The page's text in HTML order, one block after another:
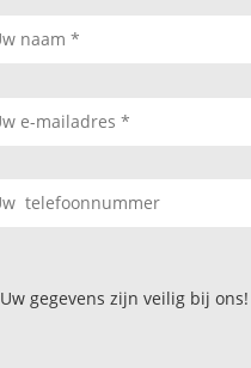
Uw gegevens zijn veilig bij ons!